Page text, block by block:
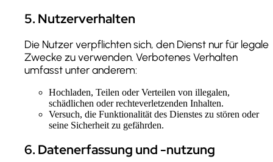
5. Nutzerverhalten
Die Nutzer verpflichten sich, den Dienst nur für legale
Zwecke zu verwenden. Verbotenes Verhalten
umfasst unter anderem:
Hochladen, Teilen oder Verteilen von illegalen,
schädlichen oder rechteverletzenden Inhalten.
Versuch, die Funktionalität des Dienstes zu stören oder
seine Sicherheit zu gefährden.
6. Datenerfassung und -nutzung